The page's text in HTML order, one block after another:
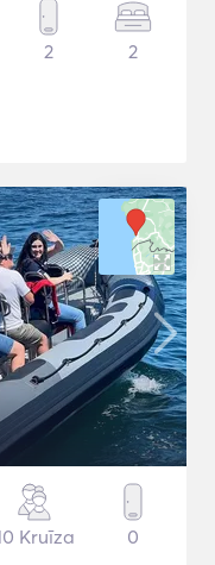
2 2
Kruīza 0